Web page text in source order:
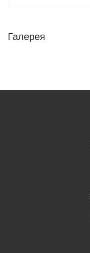
Галерея